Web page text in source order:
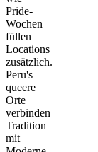
Pride-
Wochen
füllen
Locations
zusätzlich.
Peru's
queere
Orte
verbinden
Tradition
mit